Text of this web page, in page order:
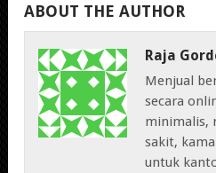
ABOUT THE AUTHOR
Raja
Menjual
secara
minimalis,
sakit,
untuk